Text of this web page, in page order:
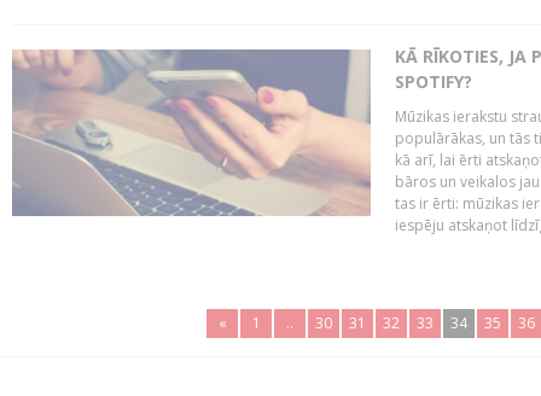
KĀ RĪKOTIES, JA
SPOTIFY?
Mūzikas ierakstu
populārākas, un tās
kā arī, lai ērti
bāros un veikalos
tas ir ērti: mūzikas
iespēju atskaņot
« 1 .. 30 31 32 33 34 35 36